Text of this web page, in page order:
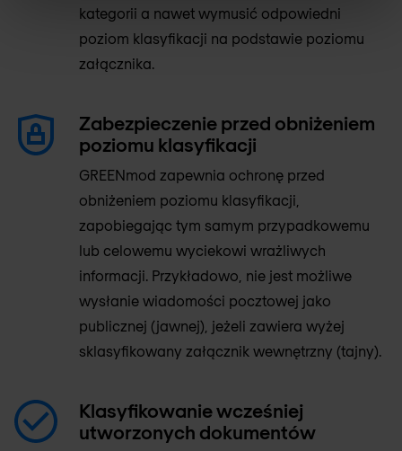
kategorii a nawet wymusić odpowiedni
poziom klasyfikacji na podstawie poziomu
załącznika.
Zabezpieczenie przed obniżeniem
poziomu klasyfikacji
GREENmod zapewnia ochronę przed
obniżeniem poziomu klasyfikacji,
zapobiegając tym samym przypadkowemu
lub celowemu wyciekowi wrażliwych
informacji. Przykładowo, nie jest możliwe
wysłanie wiadomości pocztowej jako
publicznej (jawnej), jeżeli zawiera wyżej
sklasyfikowany załącznik wewnętrzny (tajny).
Klasyfikowanie wcześniej
utworzonych dokumentów